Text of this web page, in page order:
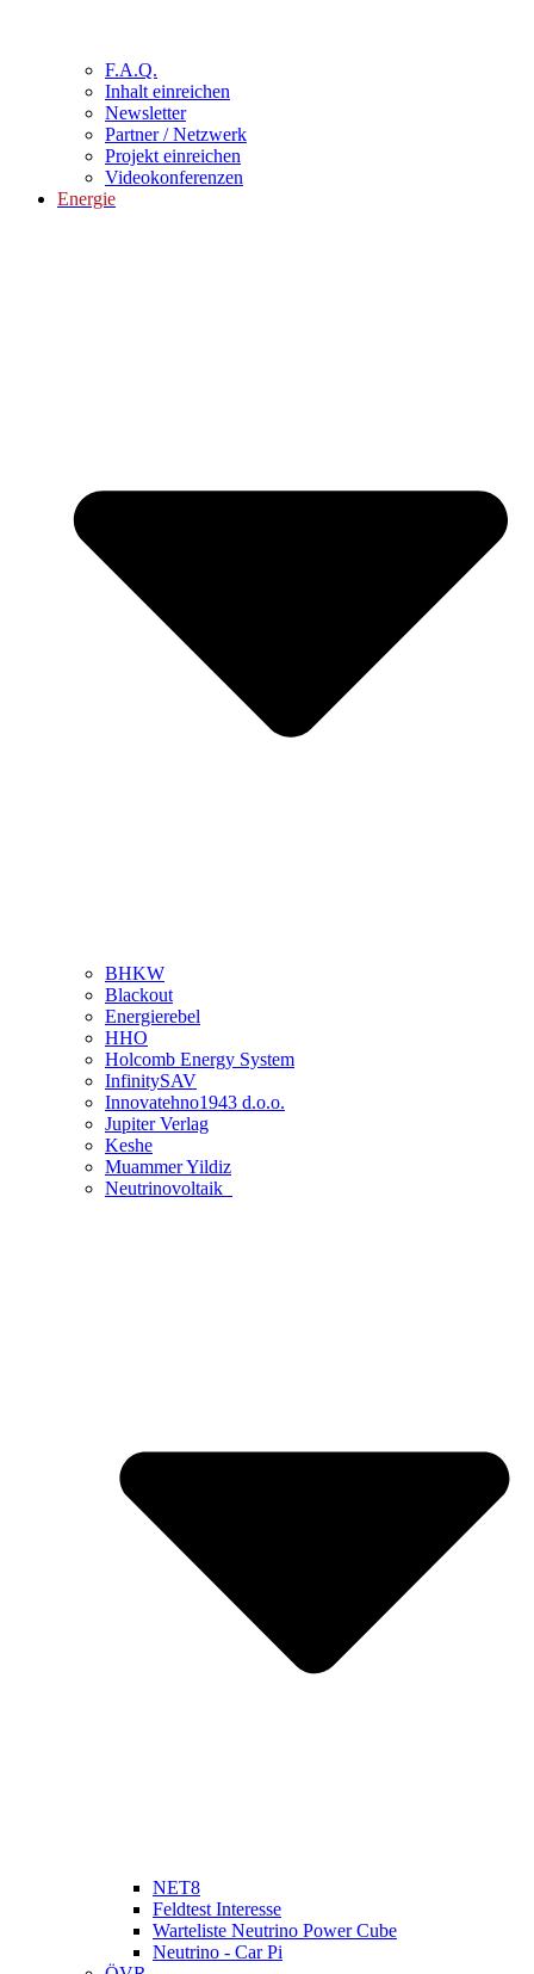
F.A.Q.
Inhalt einreichen
Newsletter
Partner / Netzwerk
Projekt einreichen
Videokonferenzen
Energie
BHKW
Blackout
Energierebel
HHO
Holcomb Energy System
InfinitySAV
Innovatehno1943 d.o.o.
Jupiter Verlag
Keshe
Muammer Yildiz
Neutrinovoltaik
NET8
Feldtest Interesse
Warteliste Neutrino Power Cube
Neutrino - Car Pi